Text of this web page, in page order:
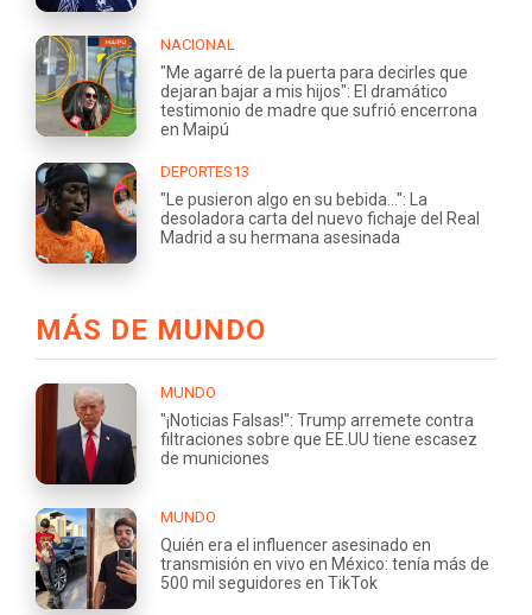
NACIONAL
"Me agarré de la puerta para decirles que
dejaran bajar a mis hijos": El dramático
testimonio de madre que sufrió encerrona
en Maipú
DEPORTES13
"Le pusieron algo en su bebida...": La
desoladora carta del nuevo fichaje del Real
Madrid a su hermana asesinada
MÁS DE MUNDO
MUNDO
"¡Noticias Falsas!": Trump arremete contra
filtraciones sobre que EE.UU tiene escasez
de municiones
MUNDO
Quién era el influencer asesinado en
transmisión en vivo en México: tenía más de
500 mil seguidores en TikTok